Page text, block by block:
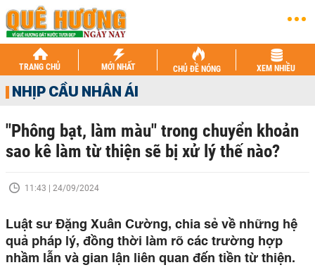
TRANG CHỦ MỚI NHẤT CHỦ ĐỀ NÓNG XEM NHIỀU
NHỊP CẦU NHÂN ÁI
"Phông bạt, làm màu" trong chuyển khoản
sao kê làm từ thiện sẽ bị xử lý thế nào?
11:43 | 24/09/2024
Luật sư Đặng Xuân Cường, chia sẻ về những hệ
quả pháp lý, đồng thời làm rõ các trường hợp
nhầm lẫn và gian lận liên quan đến tiền từ thiện.